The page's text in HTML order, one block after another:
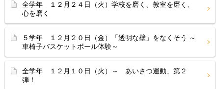
全学年 １２月２４日（火）学校を磨く、教室を磨く、
心を磨く
５学年 １２月２０日（金）「透明な壁」をなくそう ～
車椅子バスケットボール体験～
全学年 １２月１０日（火）～ あいさつ運動、第２
弾！